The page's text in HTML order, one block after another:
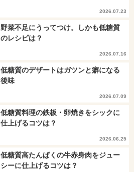
2026.07.23
野菜不足にうってつけ。しかも低糖質
のレシピは？
2026.07.16
低糖質のデザートはガツンと癖になる
後味
2026.07.09
低糖質料理の鉄板・卵焼きをシックに
仕上げるコツは？
2026.06.25
低糖質高たんぱくの牛赤身肉をジュー
シーに仕上げるコツは？